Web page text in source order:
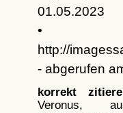
01.05.2023
•
http://
- abgerufen
korrekt
Veronus,